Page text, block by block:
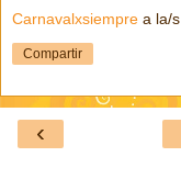
Carnavalxsiempre a la/s
Compartir
‹